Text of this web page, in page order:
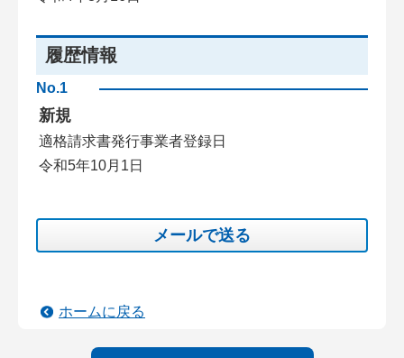
履歴情報
No.1
新規
適格請求書発行事業者登録日
令和5年10月1日
メールで送る
ホームに戻る